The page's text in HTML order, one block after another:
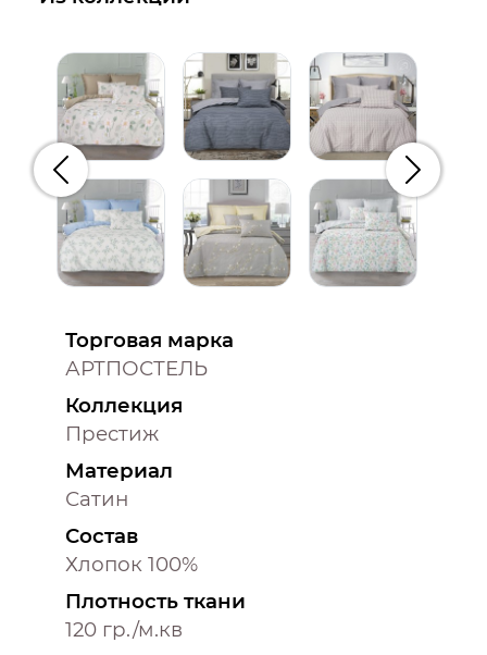
Предыдущий
Торговая марка
АРТПОСТЕЛЬ
Коллекция
Престиж
Материал
Сатин
Состав
Хлопок 100%
Плотность ткани
120 гр./м.кв